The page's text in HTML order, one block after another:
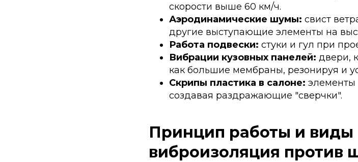
скорости выше 60 км/ч.
Аэродинамические шумы: свист
другие выступающие элементы на
Работа подвески: стуки и гул при
Вибрации кузовных панелей: двери,
как большие мембраны, резонируя и
Скрипы пластика в салоне: элементы
создавая раздражающие "сверчки".
Принцип работы и виды
виброизоляция против